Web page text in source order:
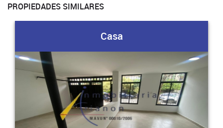
PROPIEDADES SIMILARES
Casa